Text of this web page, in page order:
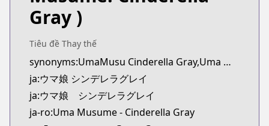
Kitsu
https://kitsu.app/manga/63156
CDJapan
CDJapan
https://www.anime-planet.com/manga/https://
MangaUpdates
MangaUpdates
https://www.mangaupdates.com/
Book☆Walker
Gray )
Tiêu đề Thay thế
synonyms:UmaMusu Cinderella Gray,Uma Musume Cinderella Gray Gaiden: The Mermaid Left Behind
ja:ウマ娘 シンデレラグレイ
ja:ウマ娘 シンデレラグレイ
ja-ro:Uma Musume - Cinderella Gray